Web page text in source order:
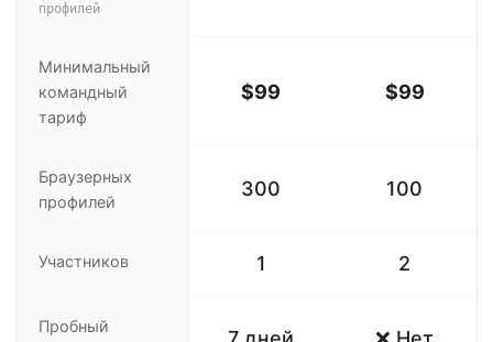
профилей
Минимальный
командный
тариф
$99 $99
Браузерных
профилей
300 100
Участников 1 2
Пробный